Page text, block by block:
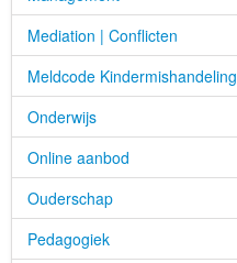
Mediation | Conflicten
Meldcode Kindermishandeling
Onderwijs
Online aanbod
Ouderschap
Pedagogiek